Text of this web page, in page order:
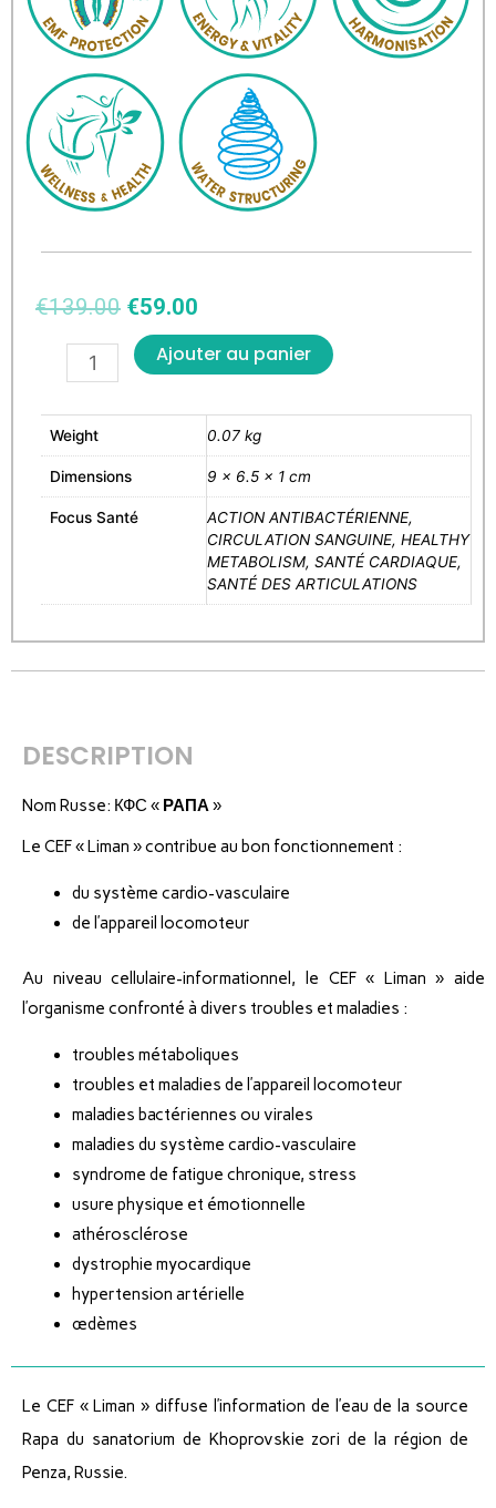
€139.00 €59.00
Ajouter au panier
Weight 0.07 kg
Dimensions 9 × 6.5 × 1 cm
Focus Santé
ACTION ANTIBACTÉRIENNE,
CIRCULATION SANGUINE, HEALTHY
METABOLISM, SANTÉ CARDIAQUE,
SANTÉ DES ARTICULATIONS
DESCRIPTION
Nom Russe: КФС « РАПА»
Le CEF « Liman » contribue au bon fonctionnement :
du système cardio-vasculaire
de l’appareil locomoteur
Au niveau cellulaire-informationnel, le CEF « Liman » aide
l’organisme confronté à divers troubles et maladies :
troubles métaboliques
troubles et maladies de l’appareil locomoteur
maladies bactériennes ou virales
maladies du système cardio-vasculaire
syndrome de fatigue chronique, stress
usure physique et émotionnelle
athérosclérose
dystrophie myocardique
hypertension artérielle
œdèmes
Le CEF « Liman » diffuse l’information de l’eau de la source
Rapa du sanatorium de Khoprovskie zori de la région de
Penza, Russie.